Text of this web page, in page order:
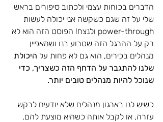
הדברים בכוחות עצמי ולכתוב סיפורים בראש
שלי על זה שגם כשקשה אני יכולה לעשות
power-through ולנצח! הפוסט הזה הוא לא
רק על ההרגל הזה שטבוע בנו ושמאפיין
מנהלים בכירים, הוא גם לא פחות על היכולת
שלנו להתגבר על הדחף הזה כשצריך, כדי
שנוכל להיות מנהלים טובים יותר.
כשיש לנו בארגון מנהלים שלא יודעים לבקש
עזרה, או לקבל אותה כשהיא מוצעת להם,